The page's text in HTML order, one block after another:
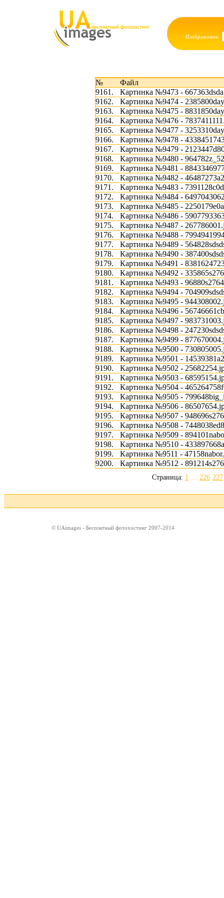
Изображения:
№
Файл
9161.
Картинка №9473 -
9162.
Картинка №9474 -
9163.
Картинка №9475 -
9164.
Картинка №9476 -
9165.
Картинка №9477 -
9166.
Картинка №9478 -
9167.
Картинка №9479 -
9168.
Картинка №9480 -
9169.
Картинка №9481 -
9170.
Картинка №9482 -
9171.
Картинка №9483 -
9172.
Картинка №9484 -
9173.
Картинка №9485 -
9174.
Картинка №9486 -
9175.
Картинка №9487 -
9176.
Картинка №9488 -
9177.
Картинка №9489 -
9178.
Картинка №9490 -
9179.
Картинка №9491 -
9180.
Картинка №9492 -
9181.
Картинка №9493 -
9182.
Картинка №9494 -
9183.
Картинка №9495 -
9184.
Картинка №9496 -
9185.
Картинка №9497 -
9186.
Картинка №9498 -
9187.
Картинка №9499 -
9188.
Картинка №9500 -
9189.
Картинка №9501 -
9190.
Картинка №9502 -
9191.
Картинка №9503 -
9192.
Картинка №9504 -
9193.
Картинка №9505 -
9194.
Картинка №9506 -
9195.
Картинка №9507 -
9196.
Картинка №9508 -
9197.
Картинка №9509 -
9198.
Картинка №9510 -
9199.
Картинка №9511 -
9200.
Картинка №9512 -
Страница: 1 ... 226 227
© UAimages - Бесплатный фотохостинг 2007-2014